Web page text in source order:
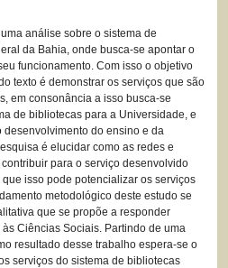
análise sobre o sistema de
da Bahia, onde busca-se apontar o
funcionamento. Com isso o objetivo
texto é demonstrar os serviços que são
em consonância a isso busca-se
de bibliotecas para a Universidade, e
do ensino e da
é elucidar como as redes e
para o serviço desenvolvido
isso pode potencializar os serviços
metodológico deste estudo se
que se propõe a responder
Ciências Sociais. Partindo de uma
resultado desse trabalho espera-se o
serviços do sistema de bibliotecas